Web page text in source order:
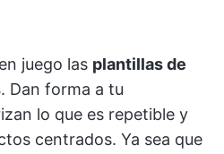
juego las plantillas de
. Dan forma a tu
lo que es repetible y
centrados. Ya sea que